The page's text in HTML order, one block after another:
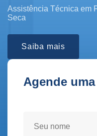
Assistência Técnica em
Seca
Saiba mais
Agende